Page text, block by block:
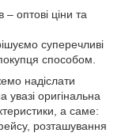
– оптові ціни та
суперечливі
способом.
надіслати
оригінальна
а саме:
розташування